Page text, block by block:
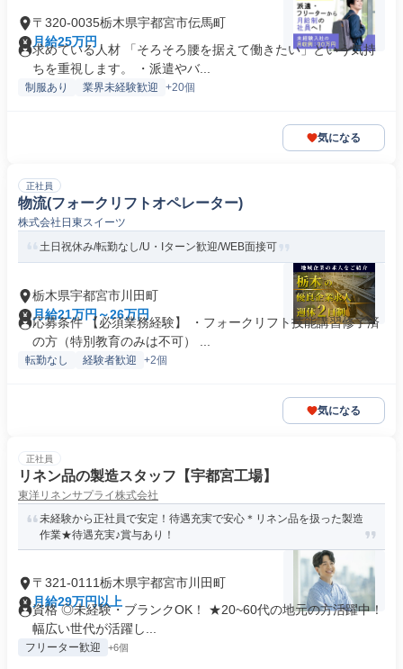
〒320-0035栃木県宇都宮市伝馬町
月給25万円
求めている人材 「そろそろ腰を据えて働きたい」という気持
ちを重視します。 ・派遣やバ...
制服あり 業界未経験歓迎 +20個
気になる
正社員
物流(フォークリフトオペレーター)
株式会社日東スイーツ
土日祝休み/転勤なし/U・Iターン歓迎/WEB面接可
栃木県宇都宮市川田町
月給21万円～26万円
応募条件 【必須業務経験】 ・フォークリフト技能講習修了済
の方（特別教育のみは不可） ...
転勤なし 経験者歓迎 +2個
気になる
正社員
リネン品の製造スタッフ【宇都宮工場】
東洋リネンサプライ株式会社
未経験から正社員で安定！待遇充実で安心＊リネン品を扱った製造
作業★待遇充実♪賞与あり！
〒321-0111栃木県宇都宮市川田町
月給29万円以上
資格 ◎未経験・ブランクOK！ ★20~60代の地元の方活躍中！
幅広い世代が活躍し...
フリーター歓迎 +6個